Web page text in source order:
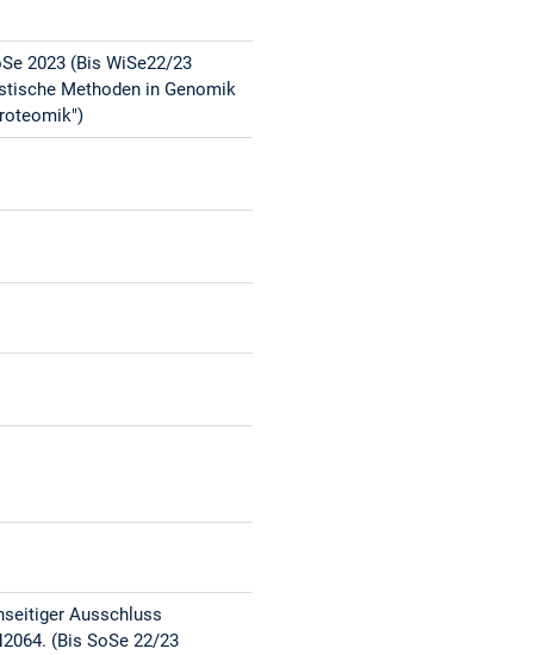
2023 (Bis WiSe22/23
Methoden in Genomik
Ausschluss
(Bis SoSe 22/23